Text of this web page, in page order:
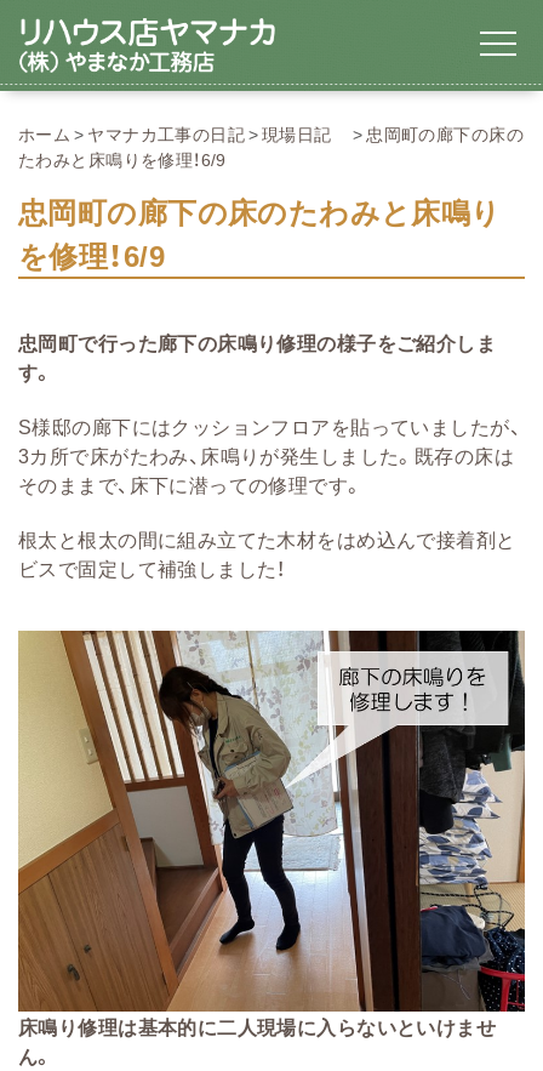
ホーム ヤマナカ工事の日記 現場日記
忠岡町の廊下の床の
たわみと床鳴りを修理！6/9
忠岡町の廊下の床のたわみと床鳴り
を修理！6/9
忠岡町で行った廊下の床鳴り修理の様子をご紹介しま
す。
S様邸の廊下にはクッションフロアを貼っていましたが、
3カ所で床がたわみ、床鳴りが発生しました。既存の床は
そのままで、床下に潜っての修理です。
根太と根太の間に組み立てた木材をはめ込んで接着剤と
ビスで固定して補強しました！
床鳴り修理は基本的に二人現場に入らないといけませ
ん。